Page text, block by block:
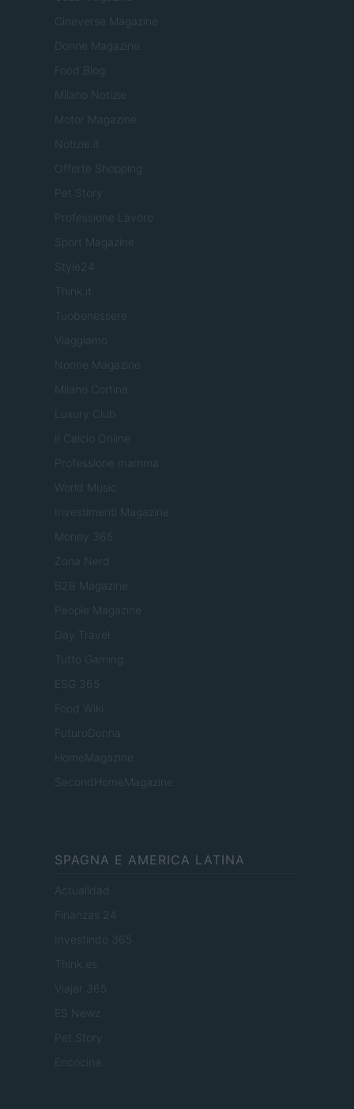
Cineverse Magazine
Donne Magazine
Food Blog
Milano Notizie
Motor Magazine
Notizie.it
Offerte Shopping
Pet Story
Professione Lavoro
Sport Magazine
Style24
Think.it
Tuobenessere
Viaggiamo
Nonne Magazine
Milano Cortina
Luxury Club
Il Calcio Online
Professione mamma
World Music
Investimenti Magazine
Money 365
Zona Nerd
B2B Magazine
People Magazine
Day Travel
Tutto Gaming
ESG 365
Food Wiki
FuturoDonna
HomeMagazine
SecondHomeMagazine
SPAGNA E AMERICA LATINA
Actualidad
Finanzas 24
Investindo 365
Think.es
Viajar 365
ES Newz
Pet Story
Encocina